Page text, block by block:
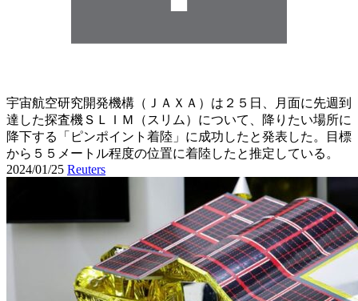
宇宙航空研究開発機構（ＪＡＸＡ）は２５日、月面に先週到
達した探査機ＳＬＩＭ（スリム）について、降りたい場所に
降下する「ピンポイント着陸」に成功したと発表した。目標
から５５メートル程度の位置に着陸したと推定している。
2024/01/25 Reuters